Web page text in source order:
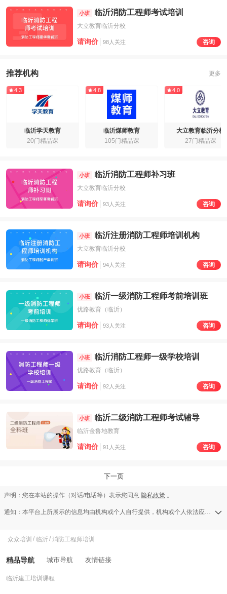
小班 临沂消防工程师考试培训
大立教育临沂分校
请询价 98人关注 咨询
推荐机构 更多
4.3
临沂学天教育
20门精品课
4.8
临沂煤师教育
105门精品课
4.0
大立教育临沂分校
27门精品课
小班 临沂消防工程师补习班
大立教育临沂分校
请询价 93人关注 咨询
小班 临沂注册消防工程师培训机构
大立教育临沂分校
请询价 94人关注 咨询
小班 临沂一级消防工程师考前培训班
优路教育（临沂）
请询价 93人关注 咨询
小班 临沂消防工程师一级学校培训
优路教育（临沂）
请询价 92人关注 咨询
小班 临沂二级消防工程师考试辅导
临沂金鲁地教育
请询价 91人关注 咨询
下一页
声明：您在本站的操作（对话/电话等）表示您同意 隐私政策 。
通知：本平台上所展示的信息均由机构或个人自行提供，机构或个人依法应对其提供的任何信息承担全部责任，本平台对此等信息的准确性、完整性、合法性或真实性均不承担任何责任，若发现侵权行为可发送举报邮件至a13583138709@126.com。
众众培训 / 临沂/ 消防工程师培训
精品导航 城市导航 友情链接
临沂建工培训课程